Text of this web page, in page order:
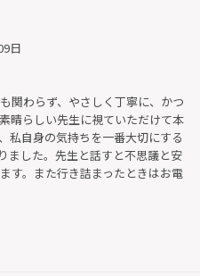
日
関わらず、やさしく丁寧に、かつ
晴らしい先生に視ていただけて本
私自身の気持ちを一番大切にする
ました。先生と話すと不思議と安
す。また行き詰まったときはお電